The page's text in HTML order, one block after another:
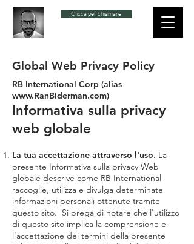
Clicca per chiamare
Global Web Privacy Policy
RB International Corp (alias
www.RanBiderman.com)
Informativa sulla privacy
web globale
La tua accettazione attraverso l'uso. La
presente Informativa sulla privacy Web
globale descrive come RB International
raccoglie, utilizza e divulga determinate
informazioni personali ottenute tramite
questo sito. Si prega di notare che l'utilizzo
di questo sito implica la comprensione e
l'accettazione dei termini della presente